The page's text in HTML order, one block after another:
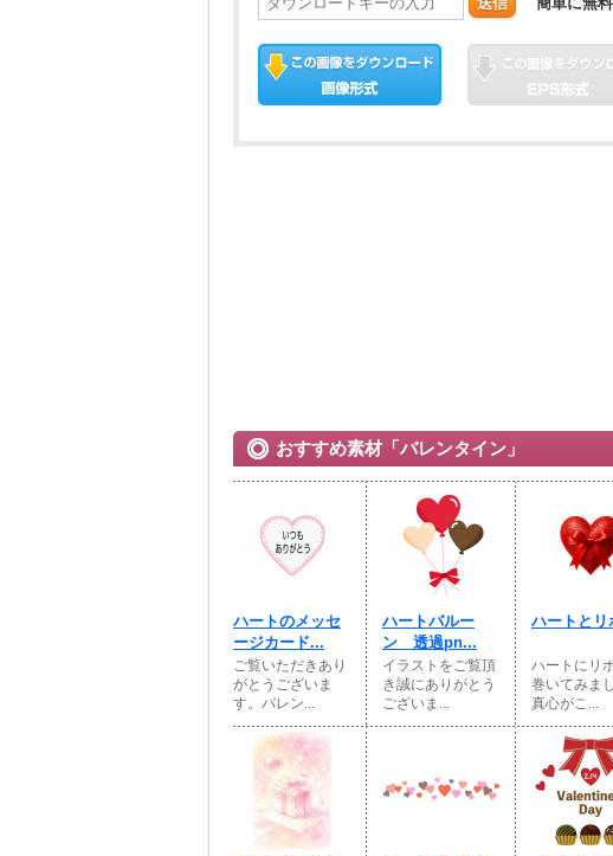
おすすめ素材「バレンタイン」
ハートのメッセ
ージカード...
ご覧いただきあり
がとうございま
す。バレン...
ハートバルー
ン 透過pn...
イラストをご覧頂
き誠にありがとう
ございま...
ハートとリ
ハートにリ
巻いてみま
真心がこ...